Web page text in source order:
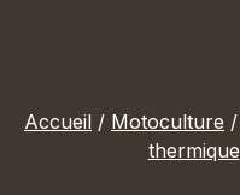
Accueil / Motoculture /
thermique